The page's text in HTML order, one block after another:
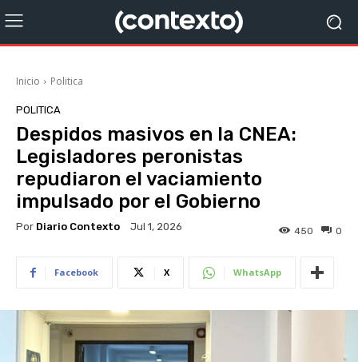
Inicio Politica
POLITICA
Despidos masivos en la CNEA:
Legisladores peronistas
repudiaron el vaciamiento
impulsado por el Gobierno
Por Diario Contexto Jul 1, 2026 0
450
Facebook X WhatsApp